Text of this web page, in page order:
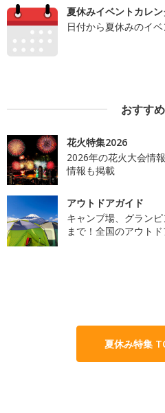
夏休みイベントカレ
日付から夏休みのイ
おすす
花火特集2026
2026年の花火大会情
情報も掲載
アウトドアガイド
キャンプ場、グラン
まで！全国のアウト
夏休み特集